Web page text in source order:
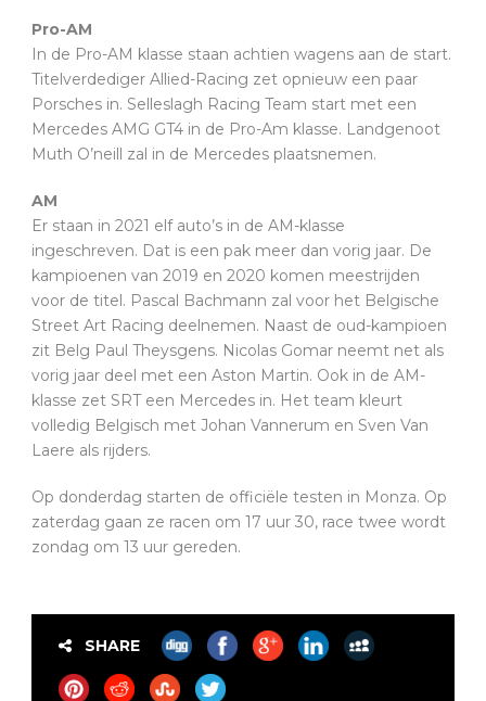
Pro-AM
In de Pro-AM klasse staan achtien wagens aan de start.
Titelverdediger Allied-Racing zet opnieuw een paar
Porsches in. Selleslagh Racing Team start met een
Mercedes AMG GT4 in de Pro-Am klasse. Landgenoot
Muth O’neill zal in de Mercedes plaatsnemen.
AM
Er staan in 2021 elf auto’s in de AM-klasse
ingeschreven. Dat is een pak meer dan vorig jaar. De
kampioenen van 2019 en 2020 komen meestrijden
voor de titel. Pascal Bachmann zal voor het Belgische
Street Art Racing deelnemen. Naast de oud-kampioen
zit Belg Paul Theysgens. Nicolas Gomar neemt net als
vorig jaar deel met een Aston Martin. Ook in de AM-
klasse zet SRT een Mercedes in. Het team kleurt
volledig Belgisch met Johan Vannerum en Sven Van
Laere als rijders.
Op donderdag starten de officiële testen in Monza. Op
zaterdag gaan ze racen om 17 uur 30, race twee wordt
zondag om 13 uur gereden.
SHARE